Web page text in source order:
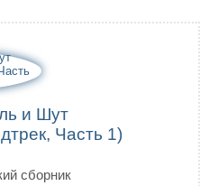
и Шут
Часть 1)
сборник